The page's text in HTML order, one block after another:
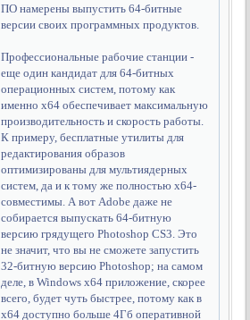
ПО намерены выпустить 64-битные
версии своих программных продуктов.
Профессиональные рабочие станции -
еще один кандидат для 64-битных
операционных систем, потому как
именно x64 обеспечивает максимальную
производительность и скорость работы.
К примеру, бесплатные утилиты для
редактирования образов
оптимизированы для мультиядерных
систем, да и к тому же полностью x64-
совместимы. А вот Adobe даже не
собирается выпускать 64-битную
версию грядущего Photoshop CS3. Это
не значит, что вы не сможете запустить
32-битную версию Photoshop; на самом
деле, в Windows x64 приложение, скорее
всего, будет чуть быстрее, потому как в
x64 доступно больше 4Гб оперативной